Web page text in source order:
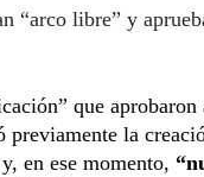
“arco libre” y
que aprobaron
previamente la
y, en ese momento,